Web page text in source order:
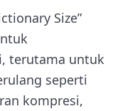
Size”
terutama untuk
seperti
kompresi,